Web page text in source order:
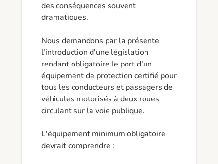
des conséquences souvent
dramatiques.
Nous demandons par la présente
l'introduction d'une législation
rendant obligatoire le port d'un
équipement de protection certifié pour
tous les conducteurs et passagers de
véhicules motorisés à deux roues
circulant sur la voie publique.
L'équipement minimum obligatoire
devrait comprendre :